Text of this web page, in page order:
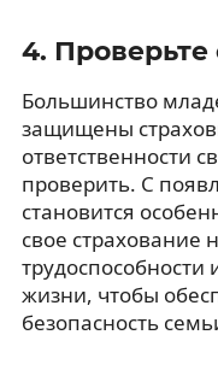
4. Проверьте
Большинство
защищены
ответственности
проверить. С
становится
свое страхование
трудоспособности
жизни, чтобы
безопасность